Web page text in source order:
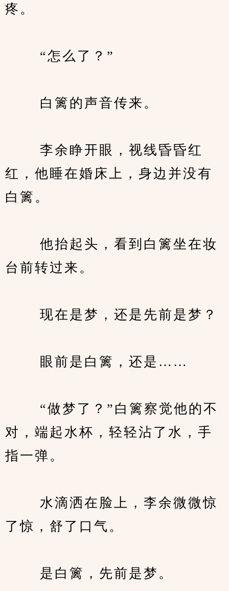
疼。
“怎么了？”
白篱的声音传来。
李余睁开眼，视线昏昏红
红，他睡在婚床上，身边并没有
白篱。
他抬起头，看到白篱坐在妆
台前转过来。
现在是梦，还是先前是梦？
眼前是白篱，还是……
“做梦了？”白篱察觉他的不
对，端起水杯，轻轻沾了水，手
指一弹。
水滴洒在脸上，李余微微惊
了惊，舒了口气。
是白篱，先前是梦。